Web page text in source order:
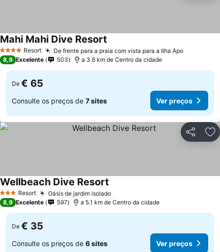
4 EstrelasResort De frente para a praia com vista para a Ilha Apo
Mahi Mahi Dive Resort
8,9 Excelente 503 a 3.6 km de Centro da cidade
De € 65
Consulte os preços de 7 sites Ver preços
Partilhar
3 EstrelasResort Oásis de jardim isolado
Wellbeach Dive Resort
8,9 Excelente 597 a 5.1 km de Centro da cidade
De € 35
Consulte os preços de 6 sites Ver preços